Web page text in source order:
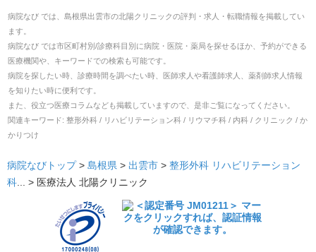
病院なび では、 島根県出雲市の北陽クリニックの評判・求人・転職情報を掲載してい
ます。
病院なび では市区町村別/診療科目別に病院・医院・薬局を探せるほか、予約ができる
医療機関や、キーワードでの検索も可能です。
病院を探したい時、診療時間を調べたい時、医師求人や看護師求人、薬剤師求人情報
を知りたい時に便利です。
また、役立つ医療コラムなども掲載していますので、是非ご覧になってください。
関連キーワード: 整形外科 / リハビリテーション科 / リウマチ科 / 内科 / クリニック / か
かりつけ
病院なびトップ> 島根県 > 出雲市 > 整形外科 リハビリテーション
科 ... > 医療法人 北陽クリニック